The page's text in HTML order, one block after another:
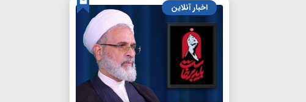
اخبار آنلاین